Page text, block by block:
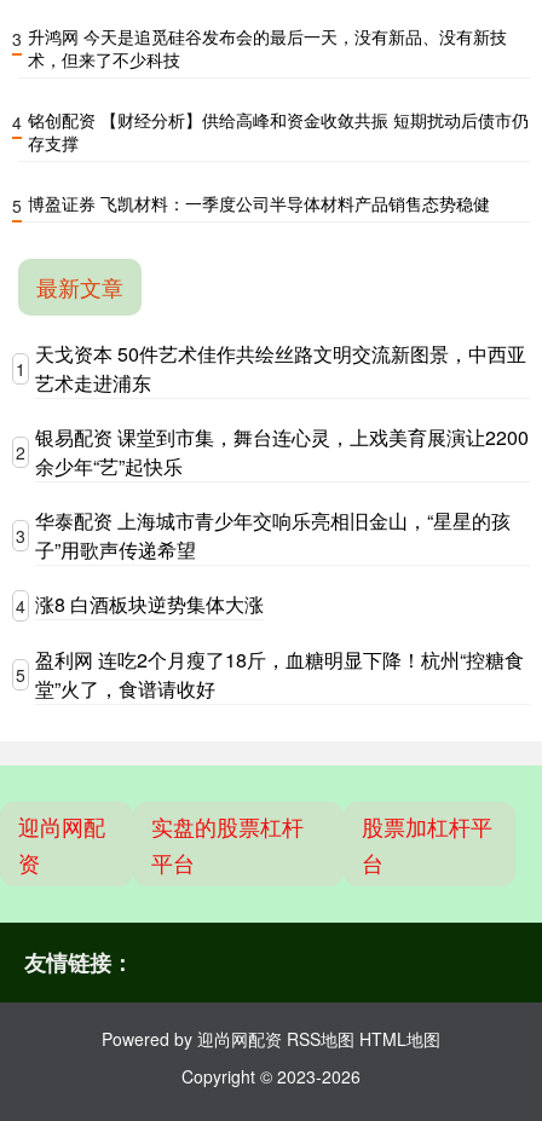
3 升鸿网 今天是追觅硅谷发布会的最后一天，没有新品、没有新技
术，但来了不少科技
4 铭创配资 【财经分析】供给高峰和资金收敛共振 短期扰动后债市仍
存支撑
5 博盈证券 飞凯材料：一季度公司半导体材料产品销售态势稳健
最新文章
1
天戈资本 50件艺术佳作共绘丝路文明交流新图景，中西亚
艺术走进浦东
2
银易配资 课堂到市集，舞台连心灵，上戏美育展演让2200
余少年“艺”起快乐
3
华泰配资 上海城市青少年交响乐亮相旧金山，“星星的孩
子”用歌声传递希望
4 涨8 白酒板块逆势集体大涨
5
盈利网 连吃2个月瘦了18斤，血糖明显下降！杭州“控糖食
堂”火了，食谱请收好
迎尚网配
资
实盘的股票杠杆
平台
股票加杠杆平
台
友情链接：
Powered by 迎尚网配资 RSS地图 HTML地图
Copyright © 2023-2026